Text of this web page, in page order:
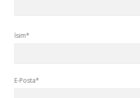
İsim*
E-Posta*